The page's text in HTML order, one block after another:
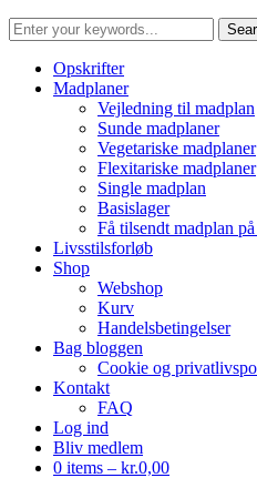
Opskrifter
Madplaner
Vejledning til madplan
Sunde madplaner
Vegetariske madplaner
Flexitariske madplaner
Single madplan
Basislager
Få tilsendt madplan
Livsstilsforløb
Shop
Webshop
Kurv
Handelsbetingelser
Bag bloggen
Cookie og
Kontakt
FAQ
Log ind
Bliv medlem
0 items – kr.0,00